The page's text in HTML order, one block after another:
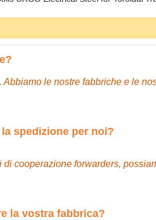
Abbiamo le nostre fabbriche e le
spedizione per noi?
di cooperazione forwarders,
la vostra fabbrica?